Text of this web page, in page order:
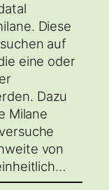
Diese
auf
eine oder
Dazu
Milane
von